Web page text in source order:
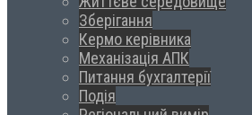
Зберігання
Кермо керівника
Механізація АПК
Питання бухгалтерії
Подія